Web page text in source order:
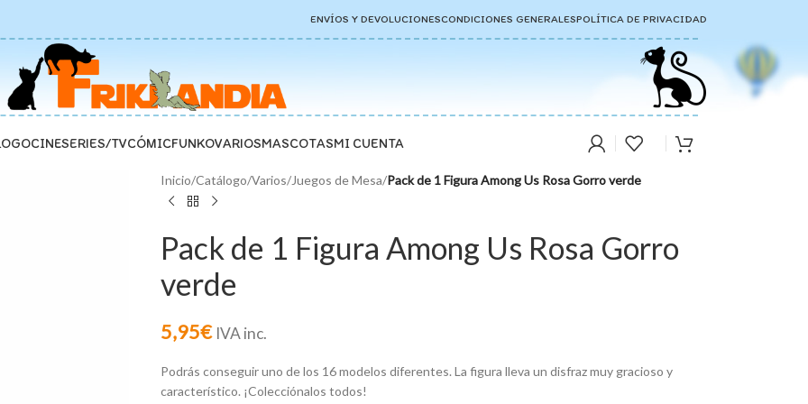
ENVÍOS Y DEVOLUCIONESCONDICIONES GENERALESPOLÍTICA DE PRIVACIDAD
CINESERIES/TVCÓMICFUNKOVARIOSMASCOTASMI CUENTA
Inicio/Catálogo/Varios/Juegos de Mesa/Pack de 1 Figura Among Us Rosa Gorro verde
Pack de 1 Figura Among Us Rosa Gorro
verde
5,95€ IVA inc.
Podrás conseguir uno de los 16 modelos diferentes. La figura lleva un disfraz muy gracioso y
característico. ¡Colecciónalos todos!